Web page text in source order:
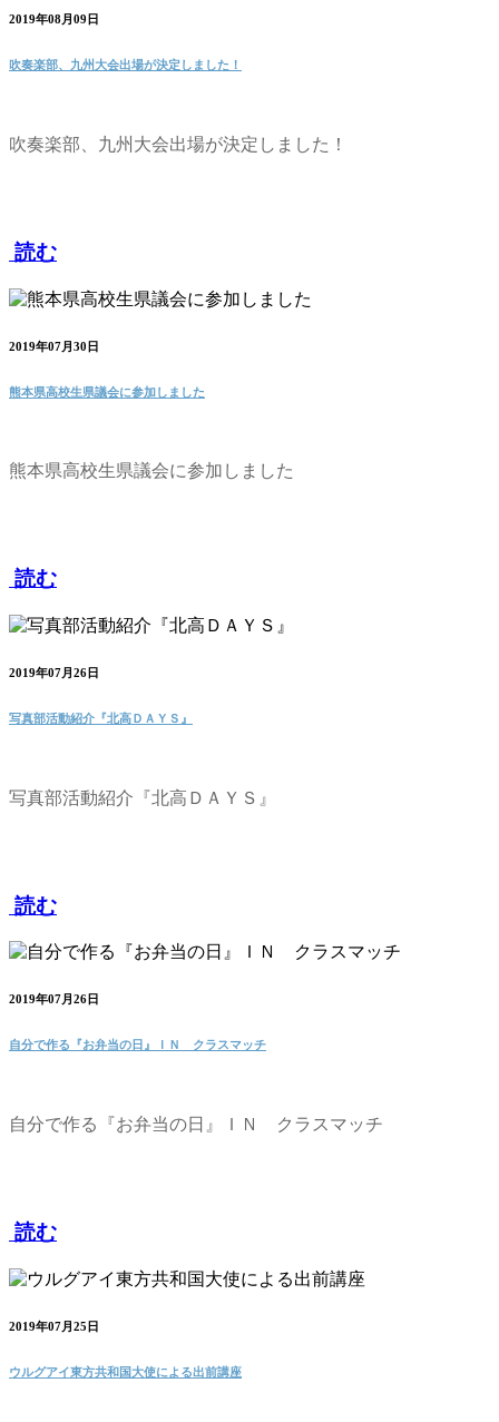
2019年08月09日
吹奏楽部、九州大会出場が決定しました！
吹奏楽部、九州大会出場が決定しました！
読む
2019年07月30日
熊本県高校生県議会に参加しました
熊本県高校生県議会に参加しました
読む
2019年07月26日
写真部活動紹介『北高ＤＡＹＳ』
写真部活動紹介『北高ＤＡＹＳ』
読む
2019年07月26日
自分で作る『お弁当の日』ＩＮ クラスマッチ
自分で作る『お弁当の日』ＩＮ クラスマッチ
読む
2019年07月25日
ウルグアイ東方共和国大使による出前講座